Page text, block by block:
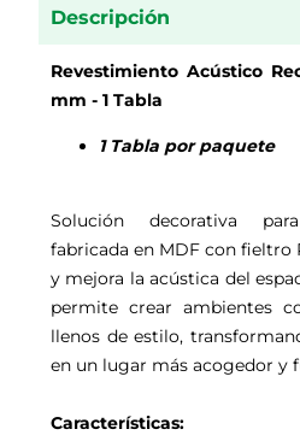
Descripción
Revestimiento Acústico
mm - 1 Tabla
1 Tabla por paquete
Solución decorativa
fabricada en MDF con fieltro
y mejora la acústica del
permite crear ambientes
llenos de estilo,
en un lugar más acogedor y
Características: